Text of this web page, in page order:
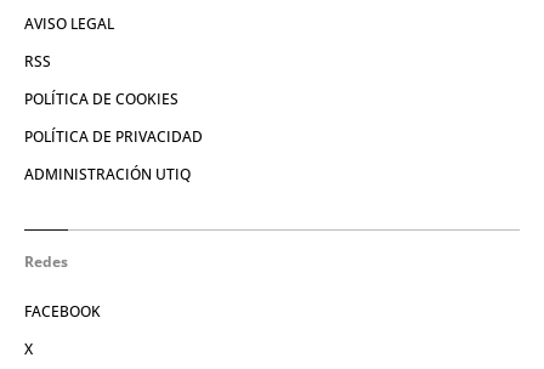
AVISO LEGAL
RSS
POLÍTICA DE COOKIES
POLÍTICA DE PRIVACIDAD
ADMINISTRACIÓN UTIQ
Redes
FACEBOOK
X